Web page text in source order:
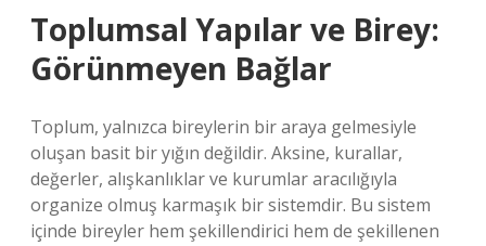
Toplumsal Yapılar ve Birey:
Görünmeyen Bağlar
Toplum, yalnızca bireylerin bir araya gelmesiyle
oluşan basit bir yığın değildir. Aksine, kurallar,
değerler, alışkanlıklar ve kurumlar aracılığıyla
organize olmuş karmaşık bir sistemdir. Bu sistem
içinde bireyler hem şekillendirici hem de şekillenen